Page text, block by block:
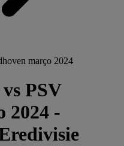
março 2024
PSV
2024 -